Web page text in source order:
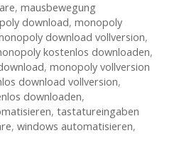
, mausbewegung
download, monopoly
download vollversion,
kostenlos downloaden,
, monopoly vollversion
download vollversion,
downloaden,
, tastatureingaben
, windows automatisieren,